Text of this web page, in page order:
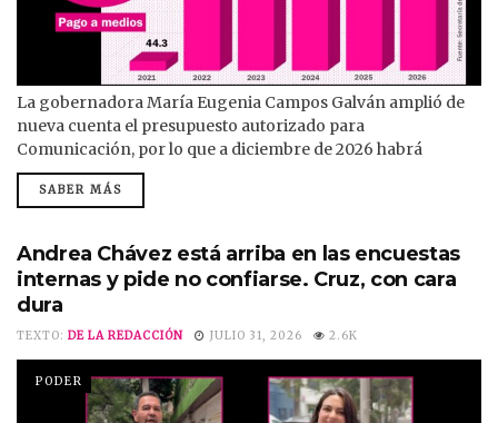
La gobernadora María Eugenia Campos Galván amplió de
nueva cuenta el presupuesto autorizado para
Comunicación, por lo que a diciembre de 2026 habrá
gastado más de $3,342 millones de pesos. Aunque se queja
de insuficiencia presupuestal y recortes federales, Campos
mil pesos autorizado por el Congreso a $838 millones 274
mil pesos, para el ejercicio...
SABER MÁS
Andrea Chávez está arriba en las encuestas
internas y pide no confiarse. Cruz, con cara
dura
TEXTO: DE LA REDACCIÓN JULIO 31, 2026 2.6K
PODER